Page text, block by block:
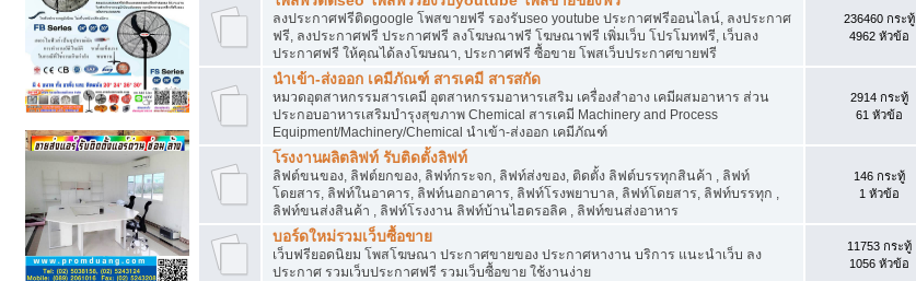
ลงประกาศฟรีติดgoogle โพสขายฟรี รองรับseo youtube ประกาศฟรีออนไลน์, ลงประกาศ
ฟรี, ลงประกาศฟรี ประกาศฟรี ลงโฆษณาฟรี โฆษณาฟรี เพิ่มเว็บ โปรโมทฟรี, เว็บลง
ประกาศฟรี ให้คุณได้ลงโฆษณา, ประกาศฟรี ซื้อขาย โพสเว็บประกาศขายฟรี
236460 กระทู้
4962 หัวข้อ
นำเข้า-ส่งออก เคมีภัณฑ์ สารเคมี สารสกัด
หมวดอุตสาหกรรมสารเคมี อุตสาหกรรมอาหารเสริม เครื่องสำอาง เคมีผสมอาหาร ส่วน
ประกอบอาหารเสริมบำรุงสุขภาพ Chemical สารเคมี Machinery and Process
Equipment/Machinery/Chemical นำเข้า-ส่งออก เคมีภัณฑ์
2914 กระทู้
61 หัวข้อ
โรงงานผลิตลิฟท์ รับติดตั้งลิฟท์
ลิฟต์ขนของ, ลิฟต์ยกของ, ลิฟท์กระจก, ลิฟท์ส่งของ, ติดตั้ง ลิฟต์บรรทุกสินค้า , ลิฟท์
โดยสาร, ลิฟท์ในอาคาร, ลิฟท์นอกอาคาร, ลิฟท์โรงพยาบาล, ลิฟท์โดยสาร, ลิฟท์บรรทุก ,
ลิฟท์ขนส่งสินค้า , ลิฟท์โรงงาน ลิฟท์บ้านไฮดรอลิค , ลิฟท์ขนส่งอาหาร
146 กระทู้
1 หัวข้อ
บอร์ดใหม่รวมเว็บซื้อขาย
เว็บฟรียอดนิยม โพสโฆษณา ประกาศขายของ ประกาศหางาน บริการ แนะนำเว็บ ลง
ประกาศ รวมเว็บประกาศฟรี รวมเว็บซื้อขาย ใช้งานง่าย
11753 กระทู้
1056 หัวข้อ